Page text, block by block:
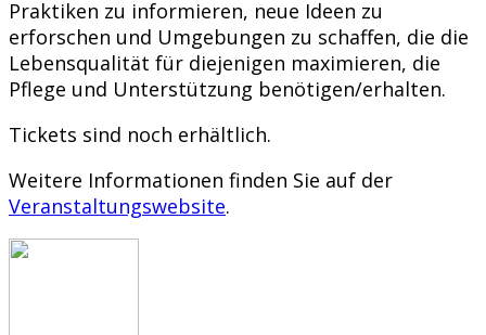
Praktiken zu informieren, neue Ideen zu
erforschen und Umgebungen zu schaffen, die die
Lebensqualität für diejenigen maximieren, die
Pflege und Unterstützung benötigen/erhalten.
Tickets sind noch erhältlich.
Weitere Informationen finden Sie auf der
Veranstaltungswebsite.